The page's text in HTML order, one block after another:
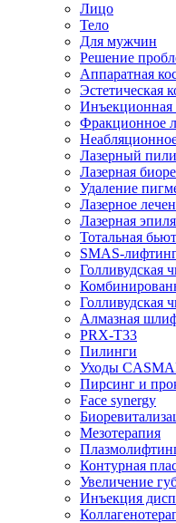
Лицо
Тело
Для мужчин
Решение
Аппаратная
Эстетическая
Инъекционная
Фракционное
Лазерный
Лазерная
Удаление
Лазерное
Лазерная
Тотальная
SMAS-
Голливудская
Голливудская
Алмазная
PRX-T33
Пилинги
Уходы
Пирсинг и
Face synergy
Мезотерапия
Контурная
Увеличение
Инъекция